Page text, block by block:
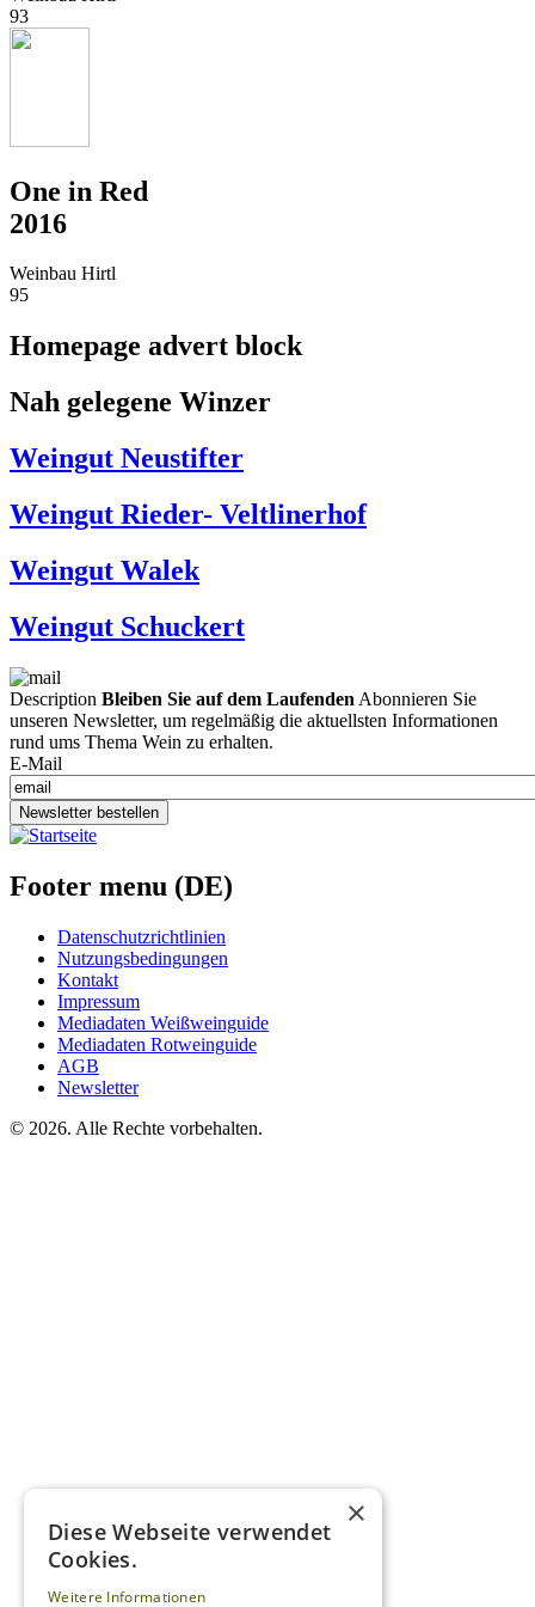
93
One in Red
2016
Weinbau Hirtl
95
Homepage advert block
Nah gelegene Winzer
Weingut Neustifter
Weingut Rieder- Veltlinerhof
Weingut Walek
Weingut Schuckert
Description Bleiben Sie auf dem Laufenden Abonnieren Sie
unseren Newsletter, um regelmäßig die aktuellsten Informationen
rund ums Thema Wein zu erhalten.
E-Mail
Newsletter bestellen
Footer menu (DE)
Datenschutzrichtlinien
Nutzungsbedingungen
Kontakt
Impressum
Mediadaten Weißweinguide
Mediadaten Rotweinguide
AGB
Newsletter
© 2026. Alle Rechte vorbehalten.
×
Diese Webseite verwendet
Cookies.
Weitere Informationen